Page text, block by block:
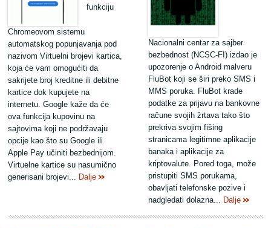
Nacionalni centar za sajber
bezbednost (NCSC-FI) izdao je
upozorenje o Android malveru
FluBot koji se širi preko SMS i
MMS poruka. FluBot krade
podatke za prijavu na bankovne
račune svojih žrtava tako što
prekriva svojim fišing
stranicama legitimne aplikacije
banaka i aplikacije za
kriptovalute. Pored toga, može
pristupiti SMS porukama,
obavljati telefonske pozive i
nadgledati dolazna... Dalje
funkciju
Chromeovom sistemu
automatskog popunjavanja pod
nazivom Virtuelni brojevi kartica,
koja će vam omogućiti da
sakrijete broj kreditne ili debitne
kartice dok kupujete na
internetu. Google kaže da će
ova funkcija kupovinu na
sajtovima koji ne podržavaju
opcije kao što su Google ili
Apple Pay učiniti bezbednijom.
Virtuelne kartice su nasumično
generisani brojevi... Dalje